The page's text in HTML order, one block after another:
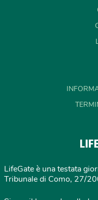
LifeGate è una testata
Tribunale di Como, 27/